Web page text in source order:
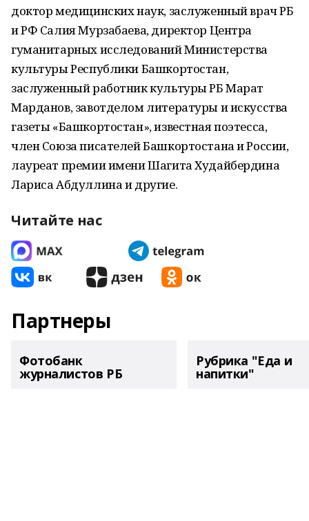
доктор медицинских наук, заслуженный врач РБ
и РФ Салия Мурзабаева, директор Центра
гуманитарных исследований Министерства
культуры Республики Башкортостан,
заслуженный работник культуры РБ Марат
Марданов, завотделом литературы и искусства
газеты «Башкортостан», известная поэтесса,
член Союза писателей Башкортостана и России,
лауреат премии имени Шагита Худайбердина
Лариса Абдуллина и другие.
Читайте нас
Партнеры
Фотобанк
журналистов РБ
Рубрика "Еда и
напитки"